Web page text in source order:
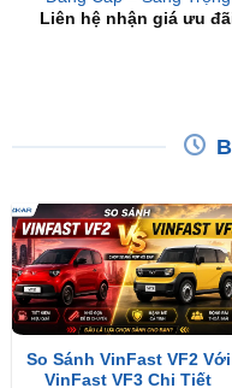
So Sánh VinFast VF2 Với
VinFast VF3 Chi Tiết
XEM THÊM